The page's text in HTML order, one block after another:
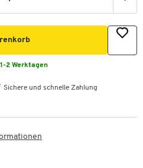
2 Werktagen
Sichere und schnelle Zahlung